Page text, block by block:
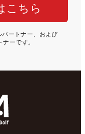
こちら
ートナー、および
ーです。